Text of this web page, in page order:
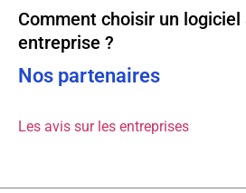
Comment choisir un logiciel
entreprise ?
Nos partenaires
Les avis sur les entreprises